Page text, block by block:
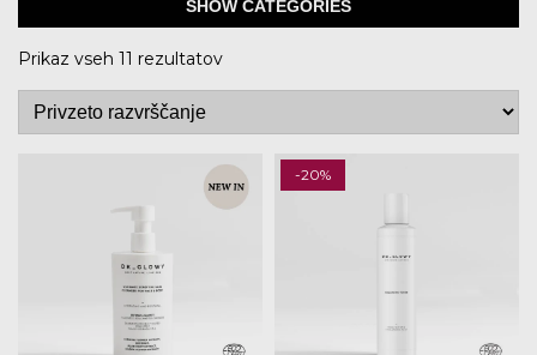
SHOW CATEGORIES
Prikaz vseh 11 rezultatov
-20%